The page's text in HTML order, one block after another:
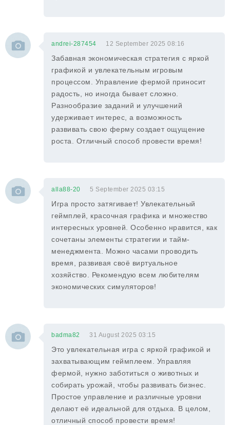
andrei-287454 12 September 2025 08:16
Забавная экономическая стратегия с яркой
графикой и увлекательным игровым
процессом. Управление фермой приносит
радость, но иногда бывает сложно.
Разнообразие заданий и улучшений
удерживает интерес, а возможность
развивать свою ферму создает ощущение
роста. Отличный способ провести время!
alla88-20 5 September 2025 03:15
Игра просто затягивает! Увлекательный
геймплей, красочная графика и множество
интересных уровней. Особенно нравится, как
сочетаны элементы стратегии и тайм-
менеджмента. Можно часами проводить
время, развивая своё виртуальное
хозяйство. Рекомендую всем любителям
экономических симуляторов!
badma82 31 August 2025 03:15
Это увлекательная игра с яркой графикой и
захватывающим геймплеем. Управляя
фермой, нужно заботиться о животных и
собирать урожай, чтобы развивать бизнес.
Простое управление и различные уровни
делают её идеальной для отдыха. В целом,
отличный способ провести время!